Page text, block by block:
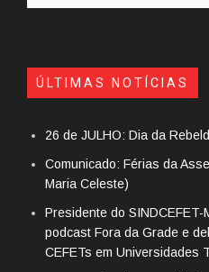
ÚLTIMAS NOTÍCIAS
26 de JULHO: Dia da
Comunicado: Férias da
Maria Celeste)
Presidente do
podcast Fora da Grade e
CEFETs em Universidades